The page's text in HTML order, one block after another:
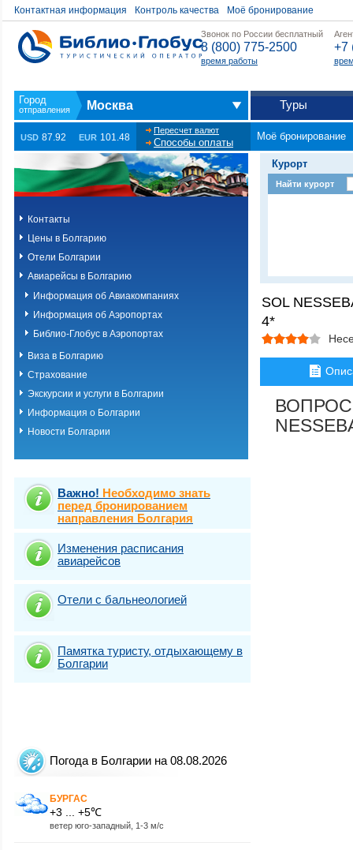
Контактная информация Контроль качества Моё бронирование
Звонок по России бесплатный
8 (800) 775-2500
время работы
+7
Москва Туры
USD 87.92 EUR 101.48
Пересчет валют
Способы оплаты
Моё бронирование
Контакты
Цены в Болгарию
Отели Болгарии
Авиарейсы в Болгарию
Информация об Авиакомпаниях
Информация об Аэропортах
Библио-Глобус в Аэропортах
Виза в Болгарию
Страхование
Экскурсии и услуги в Болгарии
Информация о Болгарии
Новости Болгарии
Важно! Необходимо знать
перед бронированием
направления Болгария
Изменения расписания
авиарейсов
Отели с бальнеологией
Памятка туристу, отдыхающему в
Болгарии
Погода в Болгарии на 08.08.2026
БУРГАС
+3 ... +5℃
ветер юго-западный, 1-3 м/с
Курорт
Найти курорт
SOL
4*